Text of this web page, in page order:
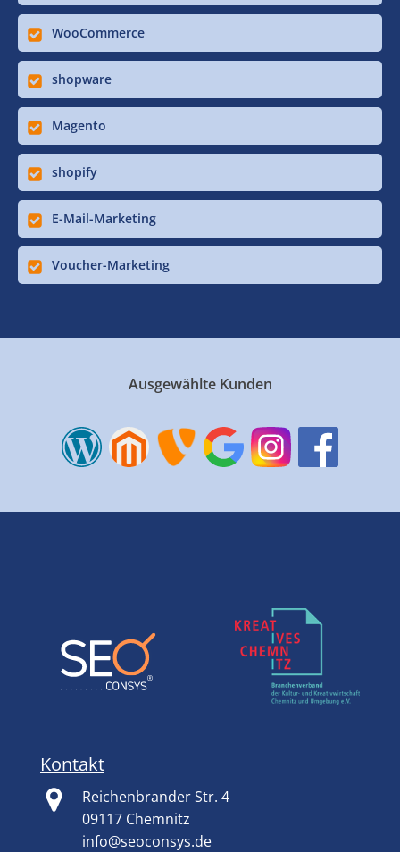
WooCommerce
shopware
Magento
shopify
E-Mail-Marketing
Voucher-Marketing
Ausgewählte Kunden
Kontakt
Reichenbrander Str. 4
09117 Chemnitz
info@seoconsys.de